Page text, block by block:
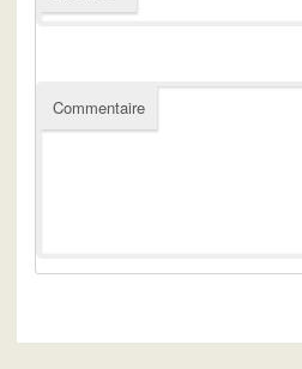
Commentaire